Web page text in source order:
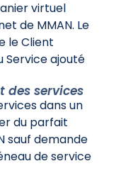
virtuel
de MMAN. Le
le Client
Service ajouté
des services
dans un
du parfait
sauf demande
de service